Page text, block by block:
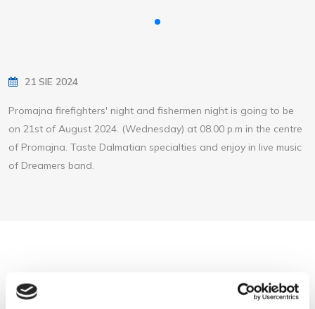
21 SIE 2024
Promajna firefighters' night and fishermen night is going to be
on 21st of August 2024. (Wednesday) at 08.00 p.m in the centre
of Promajna. Taste Dalmatian specialties and enjoy in live music
of Dreamers band.